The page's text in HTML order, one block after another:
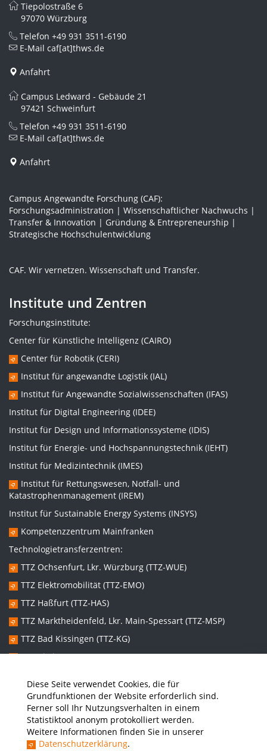
Diese Seite verwendet Cookies, die für
Grundfunktionen der Website erforderlich sind.
Ferner soll Ihr Nutzungsverhalten in einem
Statistiktool anonym protokolliert werden.
Weitere Informationen finden Sie in unserer
Datenschutzerklärung.
Tiepolostraße 6
97070 Würzburg
Telefon +49 931 3511-6190
E-Mail caf[at]thws.de
Anfahrt
Campus Ledward - Gebäude 21
97421 Schweinfurt
Telefon +49 931 3511-6190
E-Mail caf[at]thws.de
Anfahrt
Campus Angewandte Forschung (CAF):
Forschungsadministration | Wissenschaftlicher Nachwuchs |
Transfer & Innovation | Gründung & Entrepreneurship |
Strategische Hochschulentwicklung
CAF. Wir vernetzen. Wissenschaft und Transfer.
Institute und Zentren
Forschungsinstitute:
Center für Künstliche Intelligenz (CAIRO)
Center für Robotik (CERI)
Institut für angewandte Logistik (IAL)
Institut für Angewandte Sozialwissenschaften (IFAS)
Institut für Digital Engineering (IDEE)
Institut für Design und Informationssysteme (IDIS)
Institut für Energie- und Hochspannungstechnik (IEHT)
Institut für Medizintechnik (IMES)
Institut für Rettungswesen, Notfall- und
Katastrophenmanagement (IREM)
Institut für Sustainable Energy Systems (INSYS)
Kompetenzzentrum Mainfranken
Technologietransferzentren:
TTZ Ochsenfurt, Lkr. Würzburg (TTZ-WUE)
TTZ Elektromobilität (TTZ-EMO)
TTZ Haßfurt (TTZ-HAS)
TTZ Marktheidenfeld, Lkr. Main-Spessart (TTZ-MSP)
TTZ Bad Kissingen (TTZ-KG)
TTZ Kitzingen (TTZ-KT)
Graduiertenzentren:
Promotionszentrum Nachhaltige und Intelligente Systeme
(NISys)
Promotionszentrum Lebenswelten im Wandel – Sozial- und